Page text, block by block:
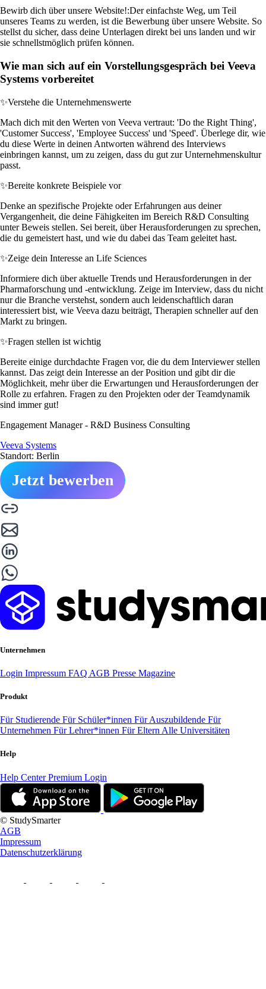
Bewirb dich über unsere Website!:Der einfachste Weg, um Teil
unseres Teams zu werden, ist die Bewerbung über unsere Website. So
stellst du sicher, dass deine Unterlagen direkt bei uns landen und wir
sie schnellstmöglich prüfen können.
Wie man sich auf ein Vorstellungsgespräch bei Veeva
Systems vorbereitet
✨Verstehe die Unternehmenswerte
Mach dich mit den Werten von Veeva vertraut: 'Do the Right Thing',
'Customer Success', 'Employee Success' und 'Speed'. Überlege dir, wie
du diese Werte in deinen Antworten während des Interviews
einbringen kannst, um zu zeigen, dass du gut zur Unternehmenskultur
passt.
✨Bereite konkrete Beispiele vor
Denke an spezifische Projekte oder Erfahrungen aus deiner
Vergangenheit, die deine Fähigkeiten im Bereich R&D Consulting
unter Beweis stellen. Sei bereit, über Herausforderungen zu sprechen,
die du gemeistert hast, und wie du dabei das Team geleitet hast.
✨Zeige dein Interesse an Life Sciences
Informiere dich über aktuelle Trends und Herausforderungen in der
Pharmaforschung und -entwicklung. Zeige im Interview, dass du nicht
nur die Branche verstehst, sondern auch leidenschaftlich daran
interessiert bist, wie Veeva dazu beiträgt, Therapien schneller auf den
Markt zu bringen.
✨Fragen stellen ist wichtig
Bereite einige durchdachte Fragen vor, die du dem Interviewer stellen
kannst. Das zeigt dein Interesse an der Position und gibt dir die
Möglichkeit, mehr über die Erwartungen und Herausforderungen der
Rolle zu erfahren. Fragen zu den Projekten oder der Teamdynamik
sind immer gut!
Engagement Manager - R&D Business Consulting
Veeva Systems
Standort: Berlin
Jetzt bewerben
Unternehmen
Login Impressum FAQ AGB Presse Magazine
Produkt
Für Studierende Für Schüler*innen Für Auszubildende Für
Unternehmen Für Lehrer*innen Für Eltern Alle Universitäten
Help
Help CenterPremium Login
© StudySmarter
AGB
Impressum
Datenschutzerklärung